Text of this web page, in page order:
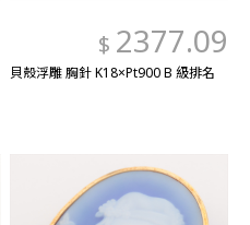
$ 2377.09
貝殼浮雕 胸針 K18×Pt900 B 級排名